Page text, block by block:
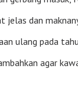
dan
ulang pada
agar